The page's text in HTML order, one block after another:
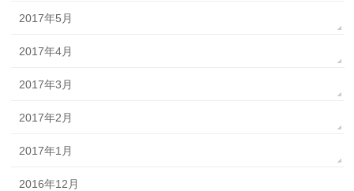
2017年5月
2017年4月
2017年3月
2017年2月
2017年1月
2016年12月